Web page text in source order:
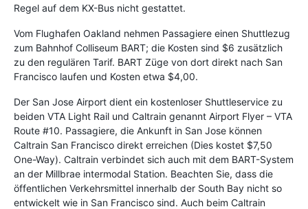
Regel auf dem KX-Bus nicht gestattet.
Vom Flughafen Oakland nehmen Passagiere einen Shuttlezug
zum Bahnhof Colliseum BART; die Kosten sind $6 zusätzlich
zu den regulären Tarif. BART Züge von dort direkt nach San
Francisco laufen und Kosten etwa $4,00.
Der San Jose Airport dient ein kostenloser Shuttleservice zu
beiden VTA Light Rail und Caltrain genannt Airport Flyer – VTA
Route #10. Passagiere, die Ankunft in San Jose können
Caltrain San Francisco direkt erreichen (Dies kostet $7,50
One-Way). Caltrain verbindet sich auch mit dem BART-System
an der Millbrae intermodal Station. Beachten Sie, dass die
öffentlichen Verkehrsmittel innerhalb der South Bay nicht so
entwickelt wie in San Francisco sind. Auch beim Caltrain